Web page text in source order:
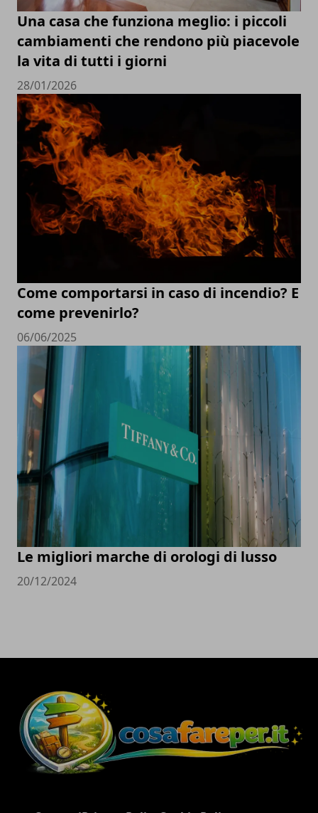
Una casa che funziona meglio: i piccoli
cambiamenti che rendono più piacevole
la vita di tutti i giorni
28/01/2026
Come comportarsi in caso di incendio? E
come prevenirlo?
06/06/2025
Le migliori marche di orologi di lusso
20/12/2024